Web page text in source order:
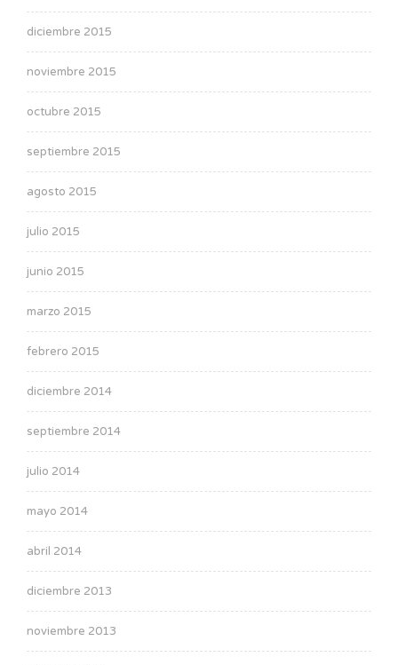
diciembre 2015
noviembre 2015
octubre 2015
septiembre 2015
agosto 2015
julio 2015
junio 2015
marzo 2015
febrero 2015
diciembre 2014
septiembre 2014
julio 2014
mayo 2014
abril 2014
diciembre 2013
noviembre 2013